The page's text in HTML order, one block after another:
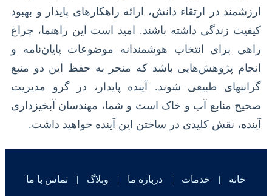
ارزشمند در ارتقاء دانش، ارائه راهکارهای پایدار و بهبود
کیفیت زندگی داشته باشند. امید است این راهنما، چراغ
راهی برای انتخاب هوشمندانه موضوعات پایان‌نامه و
انجام پژوهش‌هایی باشد که منجر به حفظ این دو منبع
گرانبهای طبیعی شوند. آینده پایدار، در گرو مدیریت
صحیح منابع آب و خاک است و شما، مهندسان آبخیزداری
آینده، نقش کلیدی در ساختن این آینده خواهید داشت.
خانه خدمات درباره ما وبلاگ تماس با ما